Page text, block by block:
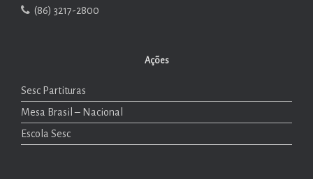
(86) 3217-2800
Ações
Sesc Partituras
Mesa Brasil – Nacional
Escola Sesc